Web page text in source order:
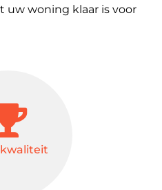
uw woning klaar is voor